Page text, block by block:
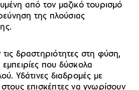
από τον μαζικό τουρισμό
της πλούσιας
δραστηριότητες στη φύση,
που δύσκολα
Υδάτινες διαδρομές με
επισκέπτες να γνωρίσουν